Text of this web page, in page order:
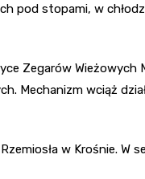
pod stopami, w
Zegarów Wieżowych
Mechanizm wciąż
w Krośnie. W